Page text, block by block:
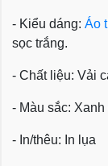
- Kiểu dáng: Áo
sọc trắng.
- Chất liệu: Vải
- Màu sắc: Xanh
- In/thêu: In lụa